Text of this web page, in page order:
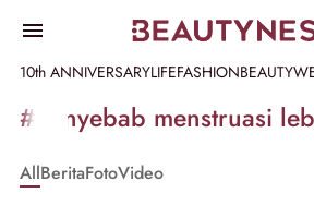
10th ANNIVERSARYLIFEFASHIONBEAUTY
Informasi
[GET_DATA_TITLE]
#penyebab menstruasi
AllBeritaFotoVideo